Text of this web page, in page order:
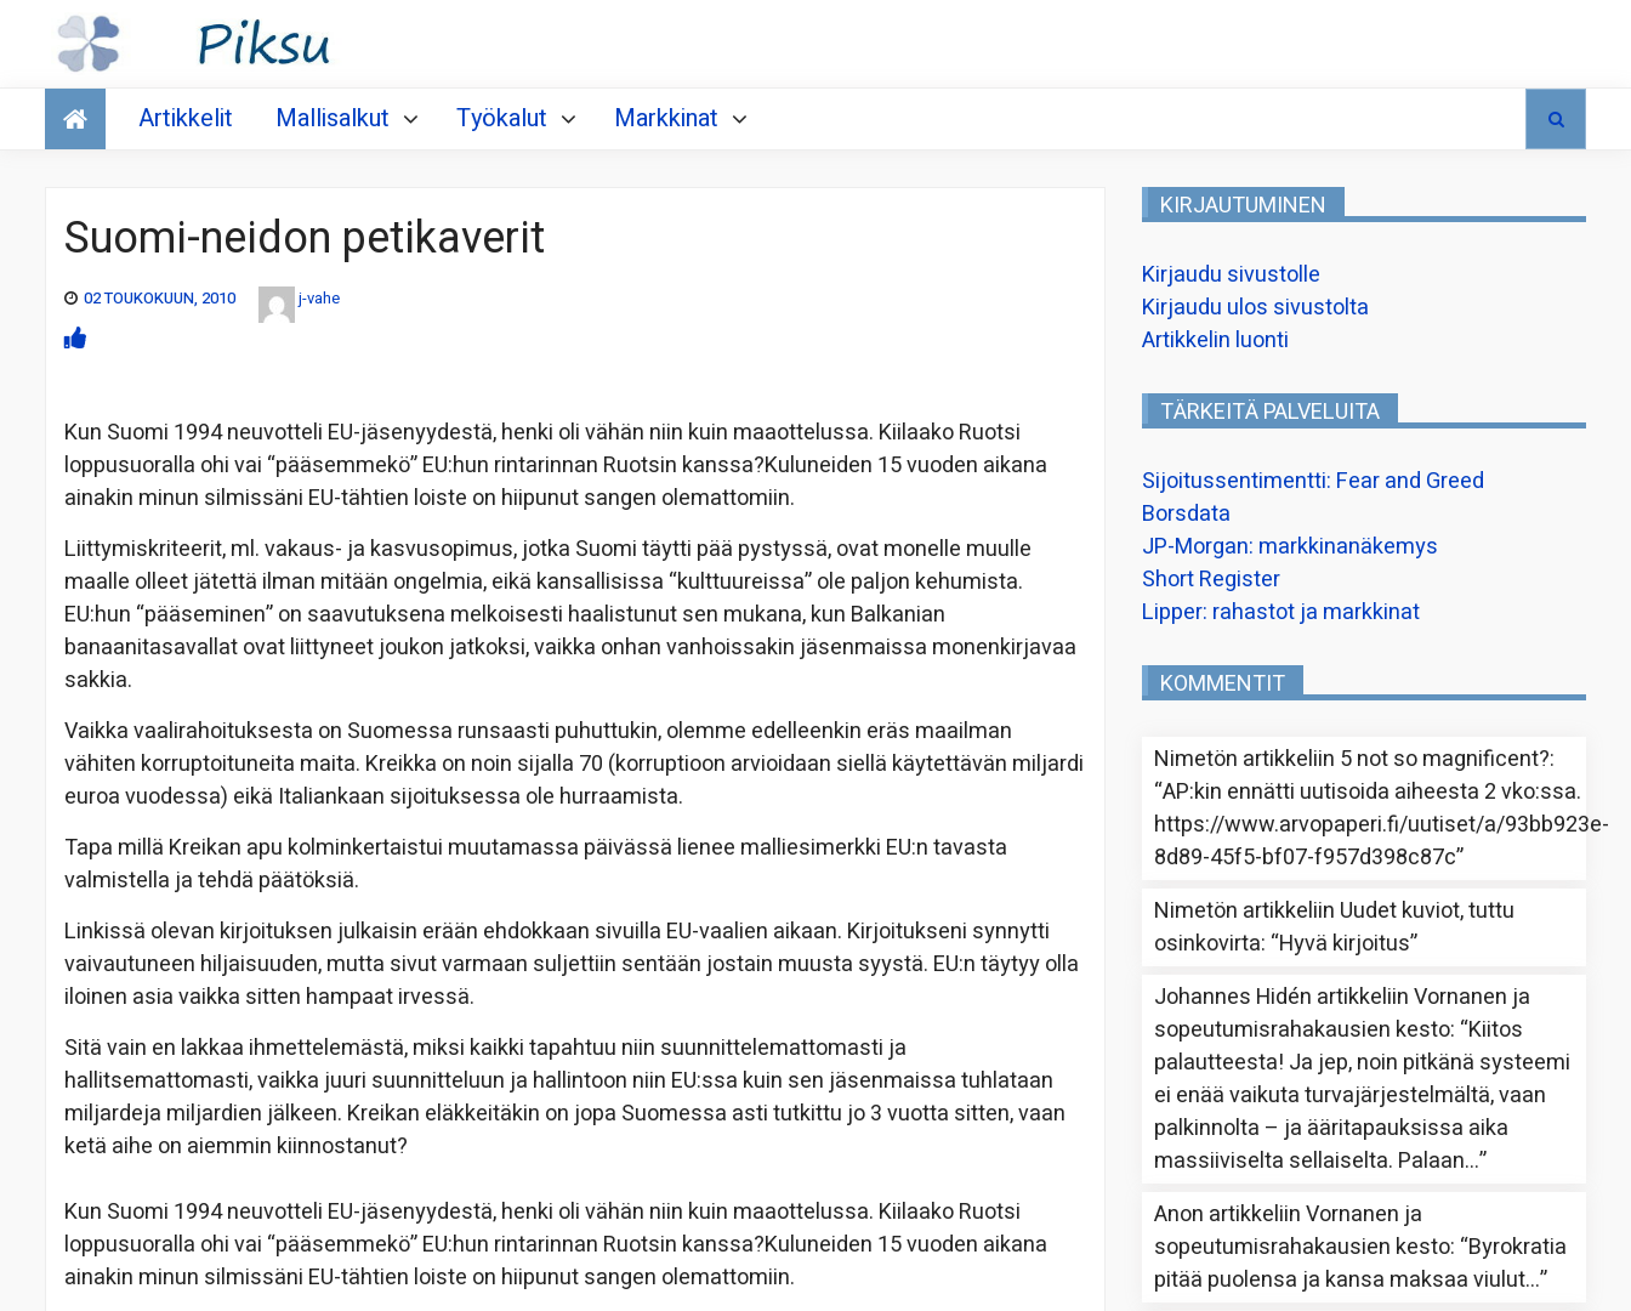
Talous
Artikkelit Mallisalkut Työkalut Markkinat
Suomi-neidon petikaverit
02 TOUKOKUUN, 2010 j-vahe
Kun Suomi 1994 neuvotteli EU-jäsenyydestä, henki oli vähän niin kuin maaottelussa. Kiilaako Ruotsi
loppusuoralla ohi vai “pääsemmekö” EU:hun rintarinnan Ruotsin kanssa?Kuluneiden 15 vuoden aikana
ainakin minun silmissäni EU-tähtien loiste on hiipunut sangen olemattomiin.
Liittymiskriteerit, ml. vakaus- ja kasvusopimus, jotka Suomi täytti pää pystyssä, ovat monelle muulle
maalle olleet jätettä ilman mitään ongelmia, eikä kansallisissa “kulttuureissa” ole paljon kehumista.
EU:hun “pääseminen” on saavutuksena melkoisesti haalistunut sen mukana, kun Balkanian
banaanitasavallat ovat liittyneet joukon jatkoksi, vaikka onhan vanhoissakin jäsenmaissa monenkirjavaa
sakkia.
Vaikka vaalirahoituksesta on Suomessa runsaasti puhuttukin, olemme edelleenkin eräs maailman
vähiten korruptoituneita maita. Kreikka on noin sijalla 70 (korruptioon arvioidaan siellä käytettävän miljardi
euroa vuodessa) eikä Italiankaan sijoituksessa ole hurraamista.
Tapa millä Kreikan apu kolminkertaistui muutamassa päivässä lienee malliesimerkki EU:n tavasta
valmistella ja tehdä päätöksiä.
Linkissä olevan kirjoituksen julkaisin erään ehdokkaan sivuilla EU-vaalien aikaan. Kirjoitukseni synnytti
vaivautuneen hiljaisuuden, mutta sivut varmaan suljettiin sentään jostain muusta syystä. EU:n täytyy olla
iloinen asia vaikka sitten hampaat irvessä.
Sitä vain en lakkaa ihmettelemästä, miksi kaikki tapahtuu niin suunnittelemattomasti ja
hallitsemattomasti, vaikka juuri suunnitteluun ja hallintoon niin EU:ssa kuin sen jäsenmaissa tuhlataan
miljardeja miljardien jälkeen. Kreikan eläkkeitäkin on jopa Suomessa asti tutkittu jo 3 vuotta sitten, vaan
ketä aihe on aiemmin kiinnostanut?
Kun Suomi 1994 neuvotteli EU-jäsenyydestä, henki oli vähän niin kuin maaottelussa. Kiilaako Ruotsi
loppusuoralla ohi vai “pääsemmekö” EU:hun rintarinnan Ruotsin kanssa?Kuluneiden 15 vuoden aikana
ainakin minun silmissäni EU-tähtien loiste on hiipunut sangen olemattomiin.
KIRJAUTUMINEN
Kirjaudu sivustolle
Kirjaudu ulos sivustolta
Artikkelin luonti
TÄRKEITÄ PALVELUITA
Sijoitussentimentti: Fear and Greed
Borsdata
JP-Morgan: markkinanäkemys
Short Register
Lipper: rahastot ja markkinat
KOMMENTIT
Nimetön artikkeliin 5 not so magnificent?:
“AP:kin ennätti uutisoida aiheesta 2 vko:ssa.
https://www.arvopaperi.fi/uutiset/a/93bb923e-
8d89-45f5-bf07-f957d398c87c”
Nimetön artikkeliin Uudet kuviot, tuttu
osinkovirta: “Hyvä kirjoitus”
Johannes Hidén artikkeliinVornanen ja
sopeutumisrahakausien kesto: “Kiitos
palautteesta! Ja jep, noin pitkänä systeemi
ei enää vaikuta turvajärjestelmältä, vaan
palkinnolta – ja ääritapauksissa aika
massiiviselta sellaiselta. Palaan…”
Anon artikkeliinVornanen ja
sopeutumisrahakausien kesto: “Byrokratia
pitää puolensa ja kansa maksaa viulut…”